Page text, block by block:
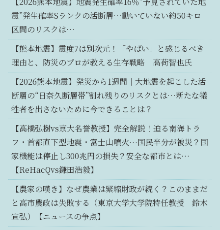
震”発生確率Sランクの活断層…動いていない約50キロ
区間のリスクは…
【熊本地震】震度7は別次元！「やばい」と感じるべき
理由と、防災のプロが教える生存戦略 高荷智也氏
【2026熊本地震】発災から1週間｜大地震を起こした活
断層の“日奈久断層帯”割れ残りのリスクとは…新たな犠
牲者を出さないために今できることは？
【高橋弘樹vs京大名誉教授】完全解説！迫る南海トラ
フ・首都直下型地震・富士山噴火…国民半分が被災？国
家機能は停止し300兆円の損失？安全な都市とは…
【ReHacQvs鎌田浩毅】
【農家の嘆き】なぜ農業は緊縮財政が続く？このままだ
と高市農政は失敗する（東京大学大学院特任教授 鈴木
宣弘）【ニュースの争点】